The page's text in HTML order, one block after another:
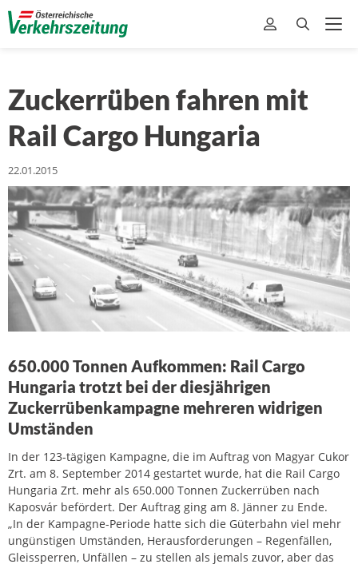
Zuckerrüben fahren mit
Rail Cargo Hungaria
22.01.2015
650.000 Tonnen Aufkommen: Rail Cargo
Hungaria trotzt bei der diesjährigen
Zuckerrübenkampagne mehreren widrigen
Umständen
In der 123-tägigen Kampagne, die im Auftrag von Magyar Cukor
Zrt. am 8. September 2014 gestartet wurde, hat die Rail Cargo
Hungaria Zrt. mehr als 650.000 Tonnen Zuckerrüben nach
Kaposvár befördert. Der Auftrag ging am 8. Jänner zu Ende.
„In der Kampagne-Periode hatte sich die Güterbahn viel mehr
ungünstigen Umständen, Herausforderungen – Regenfällen,
Gleissperren, Unfällen – zu stellen als jemals zuvor, aber das